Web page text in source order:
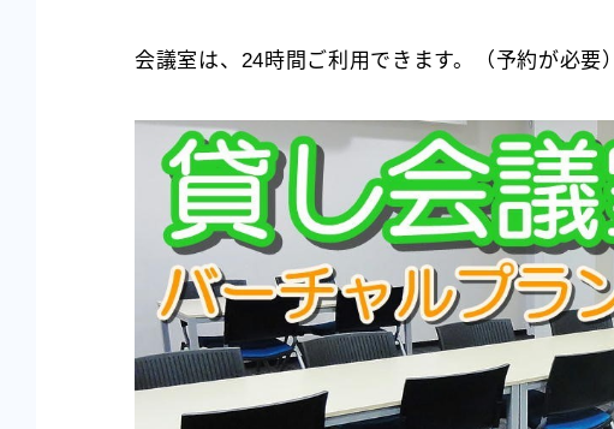
会議室は、24時間ご利用できます。（予約が必要）